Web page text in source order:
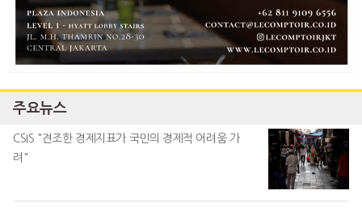
주요뉴스
CSIS "견조한 경제지표가 국민의 경제적 어려움 가
려"